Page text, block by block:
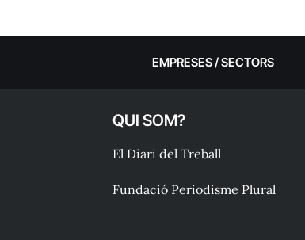
EMPRESES / SECTORS
QUI SOM?
El Diari del Treball
Fundació Periodisme Plural